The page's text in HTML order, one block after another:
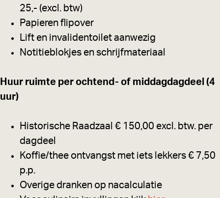
25,- (excl. btw)
Papieren flipover
Lift en invalidentoilet aanwezig
Notitieblokjes en schrijfmateriaal
Huur ruimte per ochtend- of middagdagdeel (4
uur)
Historische Raadzaal € 150,00 excl. btw. per
dagdeel
Koffie/thee ontvangst met iets lekkers € 7,50
p.p.
Overige dranken op nacalculatie